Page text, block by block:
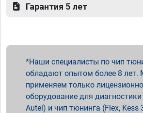
Гарантия 5 лет
Наши специалисты по чип
обладают опытом более 8 лет.
применяем только
оборудование для
Autel) и чип тюнинга (Flex, Kess